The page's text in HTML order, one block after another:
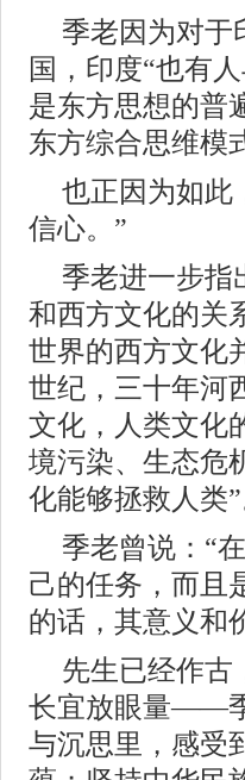
季老因为对于
国，印度“也有
是东方思想的普
东方综合思维模
也正因为如此
信心。”
季老进一步指
和西方文化的关
世界的西方文化
世纪，三十年河
文化，人类文化
境污染、生态危
化能够拯救人类”
季老曾说：“
己的任务，而且
的话，其意义和
先生已经作古
长宜放眼量——
与沉思里，感受